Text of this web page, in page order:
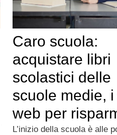
Caro scuola:
acquistare libri
scolastici delle
scuole medie, i
web per
L’inizio della scuola è alle